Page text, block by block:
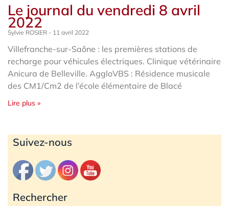
Le journal du vendredi 8 avril
2022
Sylvie ROSIER 11 avril 2022
Villefranche-sur-Saône : les premières stations de
recharge pour véhicules électriques. Clinique vétérinaire
Anicura de Belleville. AggloVBS : Résidence musicale
des CM1/Cm2 de l’école élémentaire de Blacé
Lire plus »
Suivez-nous
Rechercher
Archives